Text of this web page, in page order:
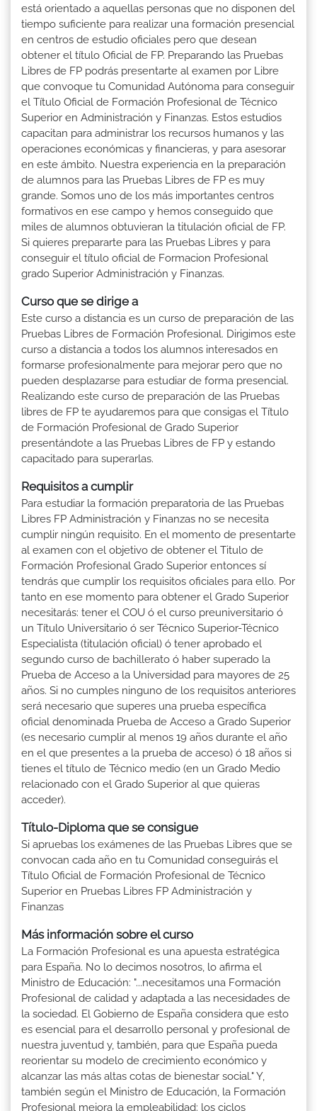
está orientado a aquellas personas que no disponen del
tiempo suficiente para realizar una formación presencial
en centros de estudio oficiales pero que desean
obtener el título Oficial de FP. Preparando las Pruebas
Libres de FP podrás presentarte al examen por Libre
que convoque tu Comunidad Autónoma para conseguir
el Título Oficial de Formación Profesional de Técnico
Superior en Administración y Finanzas. Estos estudios
capacitan para administrar los recursos humanos y las
operaciones económicas y financieras, y para asesorar
en este ámbito. Nuestra experiencia en la preparación
de alumnos para las Pruebas Libres de FP es muy
grande. Somos uno de los más importantes centros
formativos en ese campo y hemos conseguido que
miles de alumnos obtuvieran la titulación oficial de FP.
Si quieres prepararte para las Pruebas Libres y para
conseguir el título oficial de Formacion Profesional
grado Superior Administración y Finanzas.
Curso que se dirige a
Este curso a distancia es un curso de preparación de las
Pruebas Libres de Formación Profesional. Dirigimos este
curso a distancia a todos los alumnos interesados en
formarse profesionalmente para mejorar pero que no
pueden desplazarse para estudiar de forma presencial.
Realizando este curso de preparación de las Pruebas
libres de FP te ayudaremos para que consigas el Título
de Formación Profesional de Grado Superior
presentándote a las Pruebas Libres de FP y estando
capacitado para superarlas.
Requisitos a cumplir
Para estudiar la formación preparatoria de las Pruebas
Libres FP Administración y Finanzas no se necesita
cumplir ningún requisito. En el momento de presentarte
al examen con el objetivo de obtener el Titulo de
Formación Profesional Grado Superior entonces sí
tendrás que cumplir los requisitos oficiales para ello. Por
tanto en ese momento para obtener el Grado Superior
necesitarás: tener el COU ó el curso preuniversitario ó
un Título Universitario ó ser Técnico Superior-Técnico
Especialista (titulación oficial) ó tener aprobado el
segundo curso de bachillerato ó haber superado la
Prueba de Acceso a la Universidad para mayores de 25
años. Si no cumples ninguno de los requisitos anteriores
será necesario que superes una prueba específica
oficial denominada Prueba de Acceso a Grado Superior
(es necesario cumplir al menos 19 años durante el año
en el que presentes a la prueba de acceso) ó 18 años si
tienes el título de Técnico medio (en un Grado Medio
relacionado con el Grado Superior al que quieras
acceder).
Título-Diploma que se consigue
Si apruebas los exámenes de las Pruebas Libres que se
convocan cada año en tu Comunidad conseguirás el
Título Oficial de Formación Profesional de Técnico
Superior en Pruebas Libres FP Administración y
Finanzas
Más información sobre el curso
La Formación Profesional es una apuesta estratégica
para España. No lo decimos nosotros, lo afirma el
Ministro de Educación: "...necesitamos una Formación
Profesional de calidad y adaptada a las necesidades de
la sociedad. El Gobierno de España considera que esto
es esencial para el desarrollo personal y profesional de
nuestra juventud y, también, para que España pueda
reorientar su modelo de crecimiento económico y
alcanzar las más altas cotas de bienestar social." Y,
también según el Ministro de Educación, la Formación
Profesional mejora la empleabilidad: los ciclos